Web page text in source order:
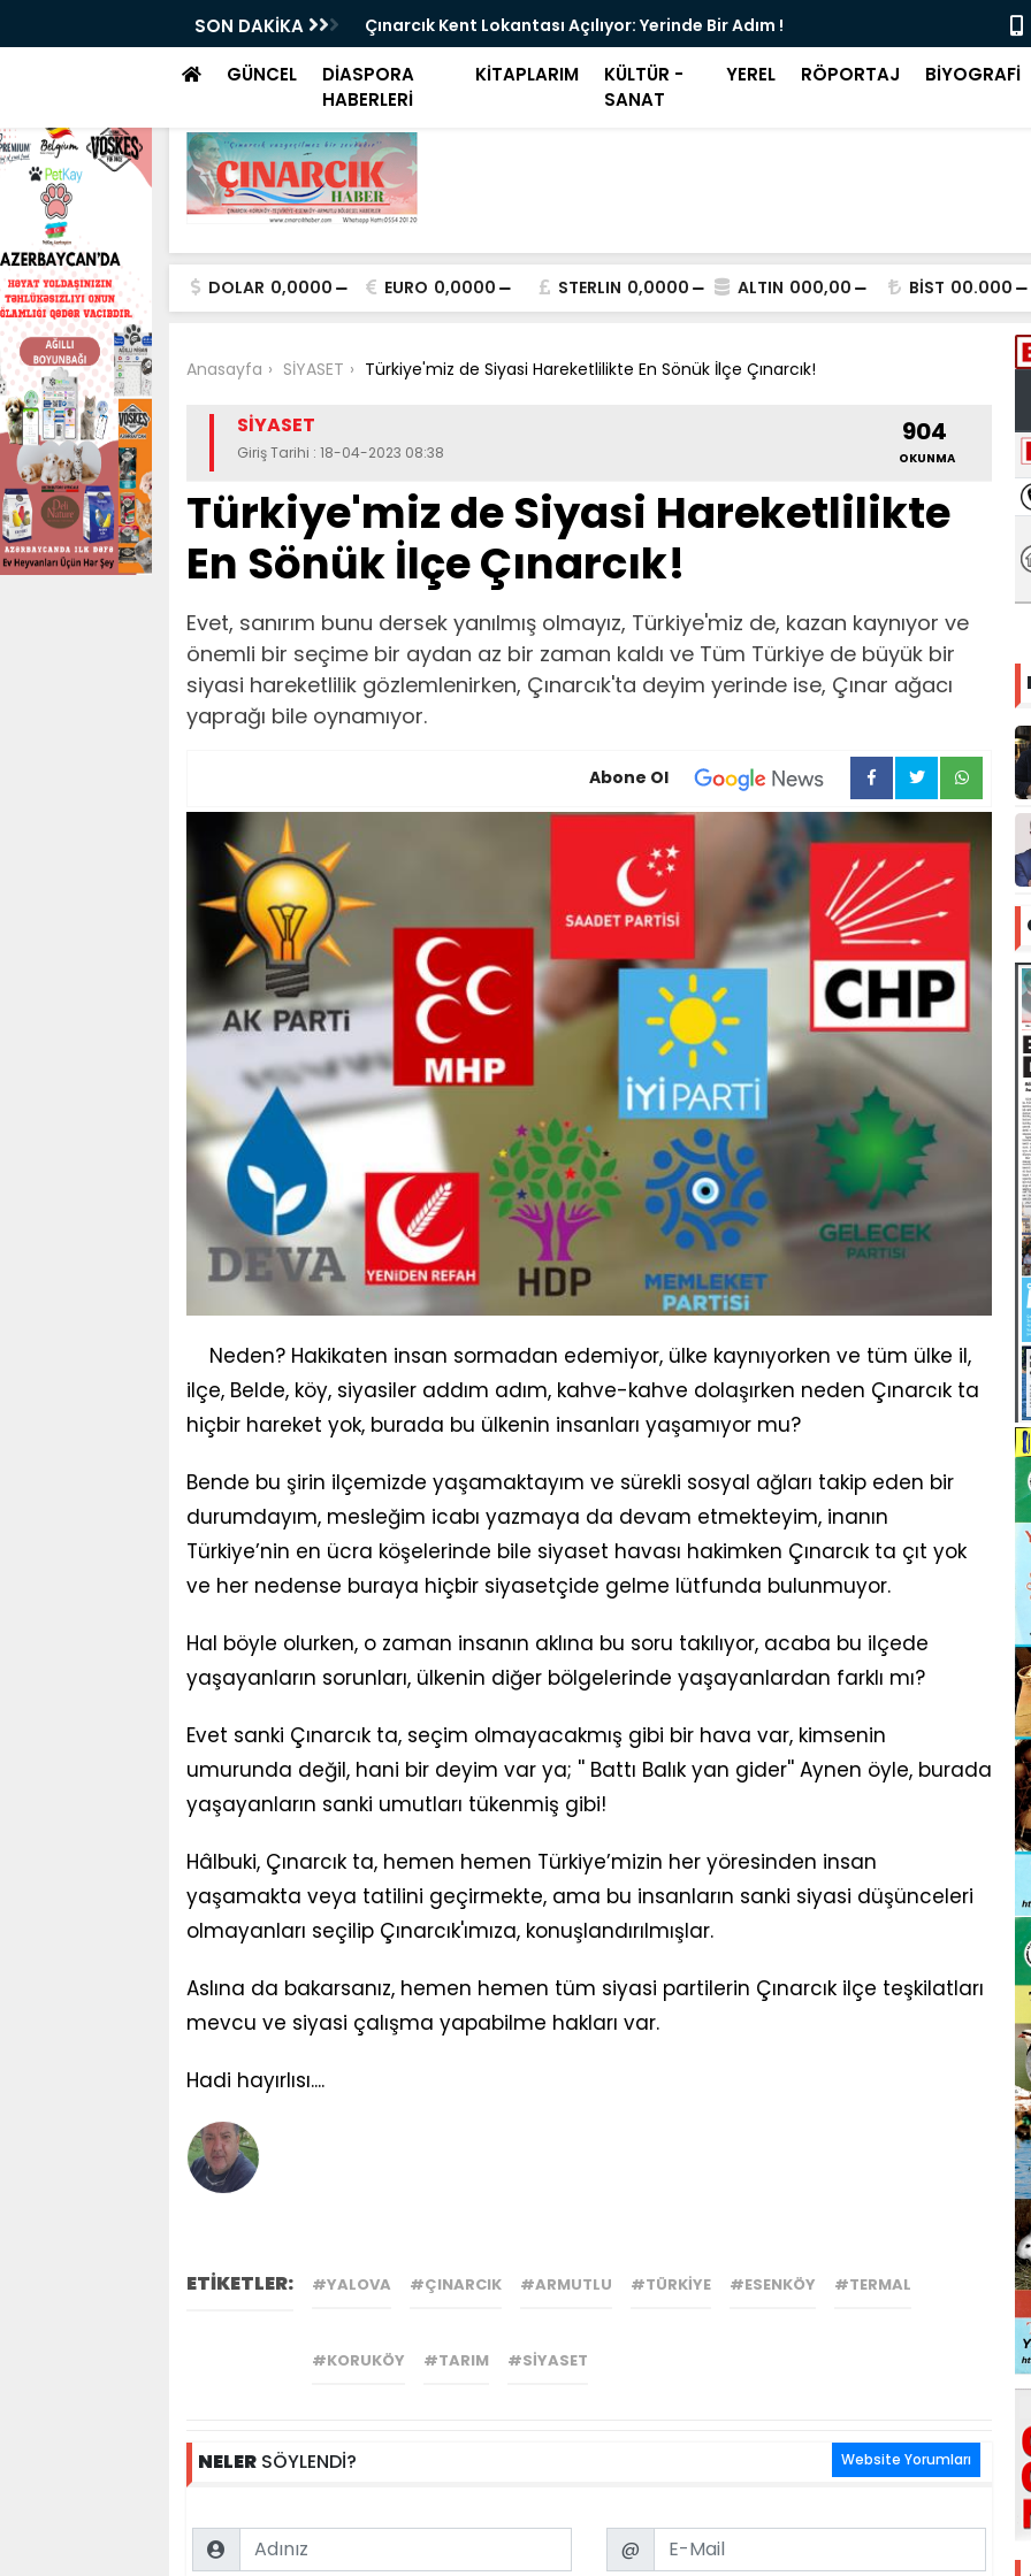
SON DAKİKA
Yine Yaşanmaz Haldeydi Çınarcık Kent Lokantası Açılıyor: Yerinde Bir Adım ! Şeffaf
GÜNCEL
DİASPORA
HABERLERİ
KİTAPLARIM
KÜLTÜR -
SANAT
YEREL RÖPORTAJ BİYOGRAFİ
DOLAR 0,0000 EURO 0,0000 STERLIN 0,0000 ALTIN 000,00 BİST 00.000
Anasayfa SİYASET Türkiye'miz de Siyasi Hareketlilikte En Sönük İlçe Çınarcık!
SİYASET
Giriş Tarihi : 18-04-2023 08:38
904
OKUNMA
Türkiye'miz de Siyasi Hareketlilikte
En Sönük İlçe Çınarcık!
Evet, sanırım bunu dersek yanılmış olmayız, Türkiye'miz de, kazan kaynıyor ve
önemli bir seçime bir aydan az bir zaman kaldı ve Tüm Türkiye de büyük bir
siyasi hareketlilik gözlemlenirken, Çınarcık'ta deyim yerinde ise, Çınar ağacı
yaprağı bile oynamıyor.
Abone Ol
Neden? Hakikaten insan sormadan edemiyor, ülke kaynıyorken ve tüm ülke il,
ilçe, Belde, köy, siyasiler addım adım, kahve-kahve dolaşırken neden Çınarcık ta
hiçbir hareket yok, burada bu ülkenin insanları yaşamıyor mu?
Bende bu şirin ilçemizde yaşamaktayım ve sürekli sosyal ağları takip eden bir
durumdayım, mesleğim icabı yazmaya da devam etmekteyim, inanın
Türkiye’nin en ücra köşelerinde bile siyaset havası hakimken Çınarcık ta çıt yok
ve her nedense buraya hiçbir siyasetçide gelme lütfunda bulunmuyor.
Hal böyle olurken, o zaman insanın aklına bu soru takılıyor, acaba bu ilçede
yaşayanların sorunları, ülkenin diğer bölgelerinde yaşayanlardan farklı mı?
Evet sanki Çınarcık ta, seçim olmayacakmış gibi bir hava var, kimsenin
umurunda değil, hani bir deyim var ya; '' Battı Balık yan gider'' Aynen öyle, burada
yaşayanların sanki umutları tükenmiş gibi!
Hâlbuki, Çınarcık ta, hemen hemen Türkiye’mizin her yöresinden insan
yaşamakta veya tatilini geçirmekte, ama bu insanların sanki siyasi düşünceleri
olmayanları seçilip Çınarcık'ımıza, konuşlandırılmışlar.
Aslına da bakarsanız, hemen hemen tüm siyasi partilerin Çınarcık ilçe teşkilatları
mevcu ve siyasi çalışma yapabilme hakları var.
Hadi hayırlısı....
ETİKETLER: #YALOVA #ÇINARCIK #ARMUTLU #TÜRKIYE #ESENKÖY #TERMAL
#KORUKÖY #TARIM #SIYASET
NELER SÖYLENDİ? Website Yorumları
Name Email
@